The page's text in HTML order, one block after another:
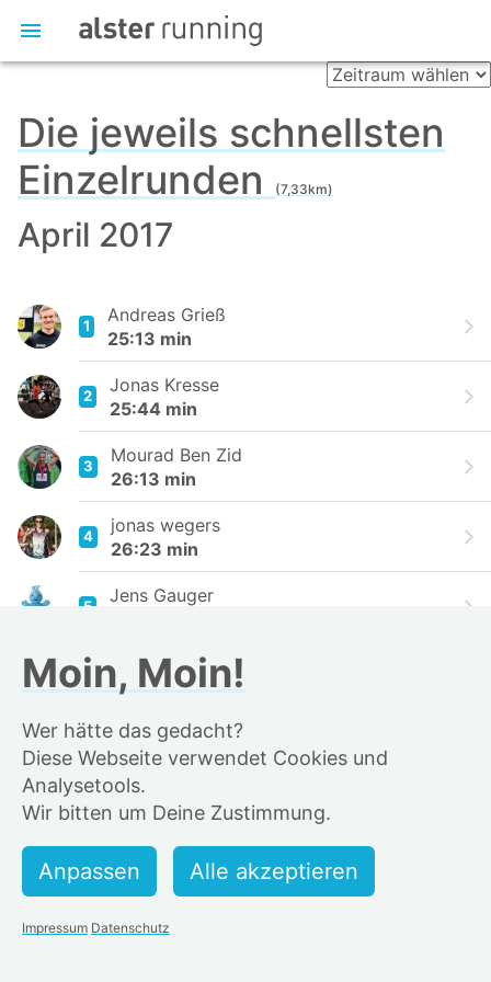
Die jeweils schnellsten
Einzelrunden
(7,33km)
April 2017
1
Andreas Grieß
25:13 min
2
Jonas Kresse
25:44 min
3
Mourad Ben Zid
26:13 min
4
jonas wegers
26:23 min
5
Jens Gauger
Fabian Tiemann
26:48 min
Aman Thades
27:08 min
8
Alinz
9
Flo_Kroeger
27:18 min
Moin, Moin!
Wer hätte das gedacht?
Diese Webseite verwendet Cookies und
Analysetools.
Wir bitten um Deine Zustimmung.
Impressum Datenschutz